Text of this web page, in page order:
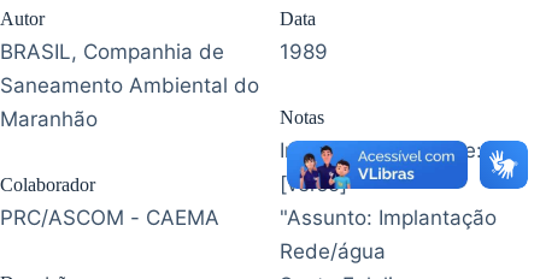
Autor
BRASIL, Companhia de
Saneamento Ambiental do
Maranhão
Colaborador
PRC/ASCOM - CAEMA
Data
1989
Notas
Informação da fonte:
[verso]
"Assunto: Implantação
Rede/água